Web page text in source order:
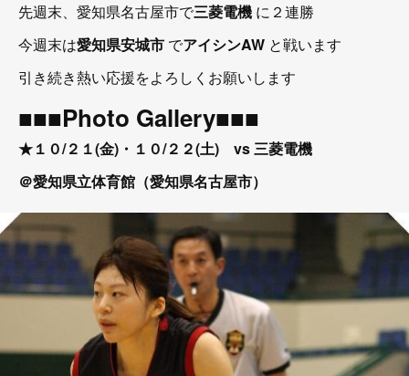
先週末、愛知県名古屋市で三菱電機 に２連勝
今週末は愛知県安城市 でアイシンAW と戦います
引き続き熱い応援をよろしくお願いします
■■■Photo Gallery■■■
★１０/２１(金)・１０/２２(土) vs 三菱電機
＠愛知県立体育館（愛知県名古屋市）